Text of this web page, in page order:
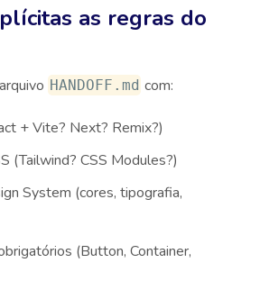
as regras do
HANDOFF.md com:
+ Vite? Next? Remix?)
(Tailwind? CSS Modules?)
System (cores, tipografia,
(Button, Container,